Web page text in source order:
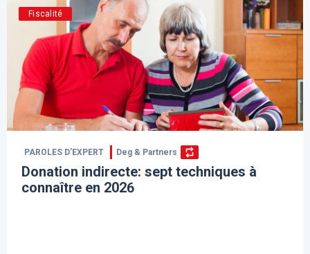
Fiscalité
PAROLES D’EXPERT Deg & Partners
Donation indirecte: sept techniques à
connaître en 2026